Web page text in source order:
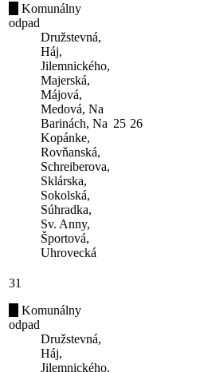
Komunálny
odpad
Družstevná,
Háj,
Jilemnického,
Majerská,
Májová,
Medová, Na
Barinách, Na
Kopánke,
Rovňanská,
Schreiberova,
Sklárska,
Sokolská,
Súhradka,
Sv. Anny,
Športová,
Uhrovecká
25 26
31
Komunálny
odpad
Družstevná,
Háj,
Jilemnického,